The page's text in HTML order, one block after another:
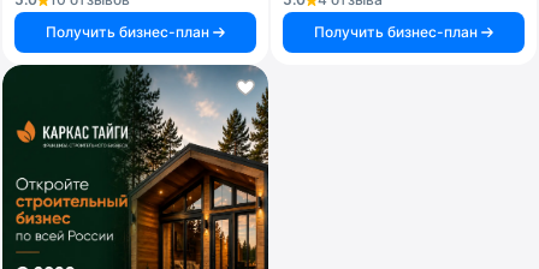
Получить бизнес-план
Получить бизнес-план